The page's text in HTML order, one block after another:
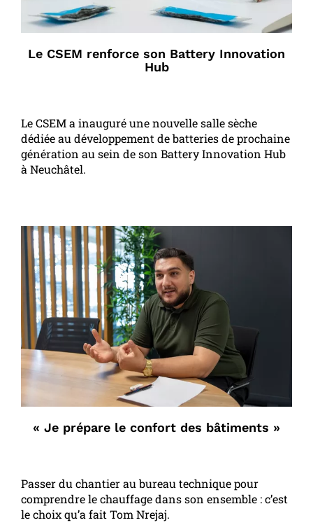
Le CSEM renforce son Battery Innovation
Hub
Le CSEM a inauguré une nouvelle salle sèche
dédiée au développement de batteries de prochaine
génération au sein de son Battery Innovation Hub
à Neuchâtel.
« Je prépare le confort des bâtiments »
Passer du chantier au bureau technique pour
comprendre le chauffage dans son ensemble : c’est
le choix qu’a fait Tom Nrejaj.